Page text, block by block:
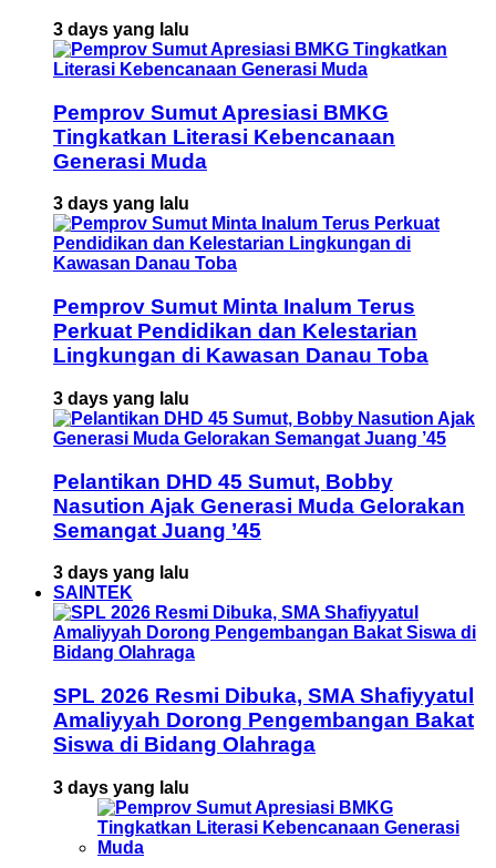
3 days yang lalu
Pemprov Sumut Apresiasi BMKG
Tingkatkan Literasi Kebencanaan
Generasi Muda
3 days yang lalu
Pemprov Sumut Minta Inalum Terus
Perkuat Pendidikan dan Kelestarian
Lingkungan di Kawasan Danau Toba
3 days yang lalu
Pelantikan DHD 45 Sumut, Bobby
Nasution Ajak Generasi Muda Gelorakan
Semangat Juang ’45
3 days yang lalu
SAINTEK
SPL 2026 Resmi Dibuka, SMA Shafiyyatul
Amaliyyah Dorong Pengembangan Bakat
Siswa di Bidang Olahraga
3 days yang lalu